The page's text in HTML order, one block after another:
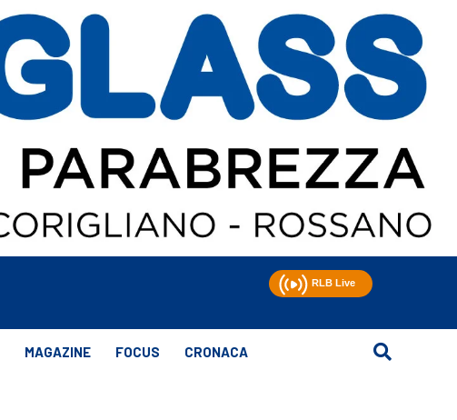
MAGAZINE FOCUS CRONACA